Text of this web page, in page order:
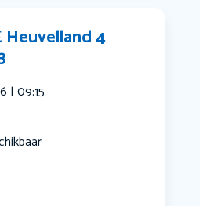
Heuvelland 4
| 09:15